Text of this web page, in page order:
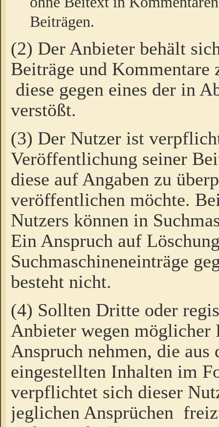
Beiträgen.
(2) Der Anbieter behält
Beiträge und Kommentare
diese gegen eines der in
verstößt.
(3) Der Nutzer ist
Veröffentlichung seiner
diese auf Angaben zu
veröffentlichen möchte.
Nutzers können in
Ein Anspruch auf
Suchmaschineneinträge
besteht nicht.
(4) Sollten Dritte oder
Anbieter wegen möglicher
Anspruch nehmen, die
eingestellten Inhalten im
verpflichtet sich dieser
jeglichen Ansprüchen